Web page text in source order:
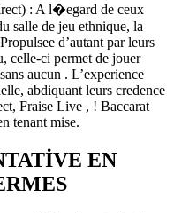
: A l�egard de ceux
salle de jeu ethnique, la
d’autant par leurs
celle-ci permet de jouer
aucun . L’experience
abdiquant leurs credence
Fraise Live , ! Baccarat
tenant mise.
EN